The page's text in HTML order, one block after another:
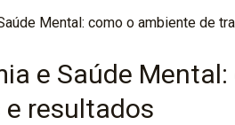
e Saúde
e resultados